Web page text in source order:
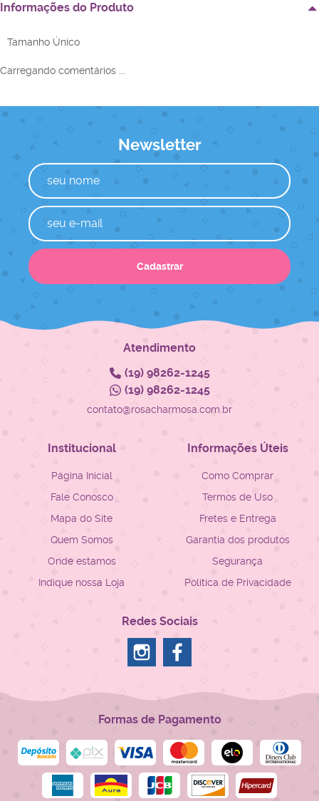
Informações do Produto
Tamanho Único
Carregando comentários ...
Newsletter
Cadastrar
Atendimento
(19)98262-1245
(19)98262-1245
contato@rosacharmosa.com.br
Institucional
Página Inicial
Fale Conosco
Mapa do Site
Quem Somos
Onde estamos
Indique nossa Loja
Informações Úteis
Como Comprar
Termos de Uso
Fretes e Entrega
Garantia dos produtos
Segurança
Política de Privacidade
Redes Sociais
Formas de Pagamento